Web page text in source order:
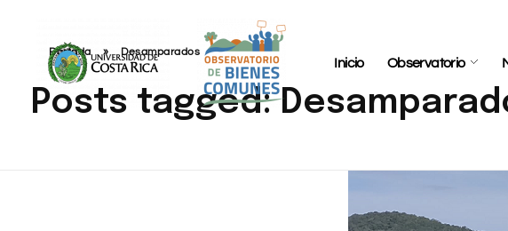
Inicio Observatorio
Portada » Desamparados
Posts tagged: